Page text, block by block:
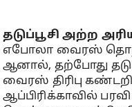
தடுப்பூசி அற்ற
எபோலா வைரஸ்
ஆனால், தற்போது
வைரஸ் திரிபு
ஆப்பிரிக்காவில்